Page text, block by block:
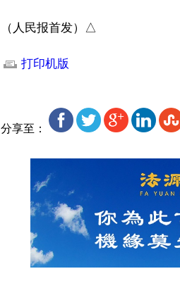
（人民报首发）△
打印机版
分享至：